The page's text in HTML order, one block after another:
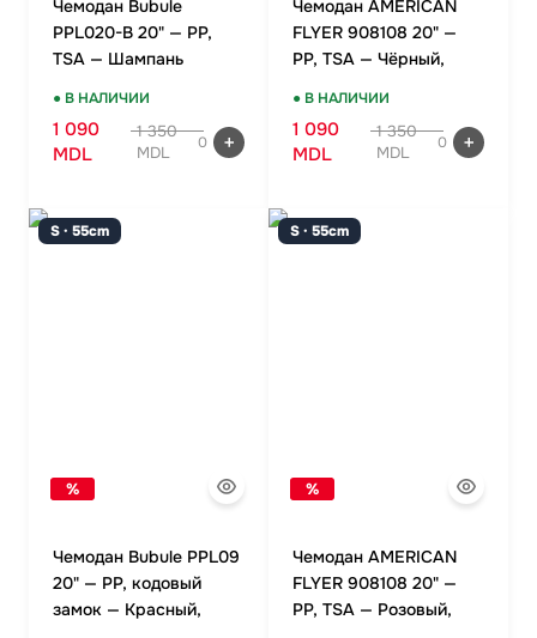
Чемодан Bubule
PPL020-B 20" — PP,
TSA — Шампань
● В НАЛИЧИИ
1 090
MDL
1 350
MDL
0
Чемодан AMERICAN
FLYER 908108 20" —
PP, TSA — Чёрный,
● В НАЛИЧИИ
1 090
MDL
1 350
MDL
0
S · 55cm
%
Чемодан Bubule PPL09
20" — PP, кодовый
замок — Красный,
S · 55cm
%
Чемодан AMERICAN
FLYER 908108 20" —
PP, TSA — Розовый,